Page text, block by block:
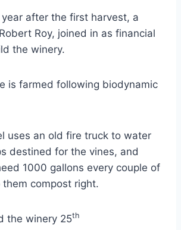
year after the first harvest, a
Roy, joined in as financial
the winery.
is farmed following biodynamic
uses an old fire truck to water
destined for the vines, and
1000 gallons every couple of
compost right.
the winery 25th